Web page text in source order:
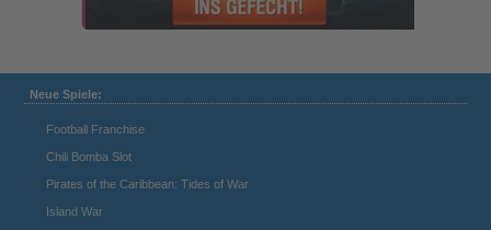
Neue Spiele:
Football Franchise
Chili Bomba Slot
Pirates of the Caribbean: Tides of War
Island War